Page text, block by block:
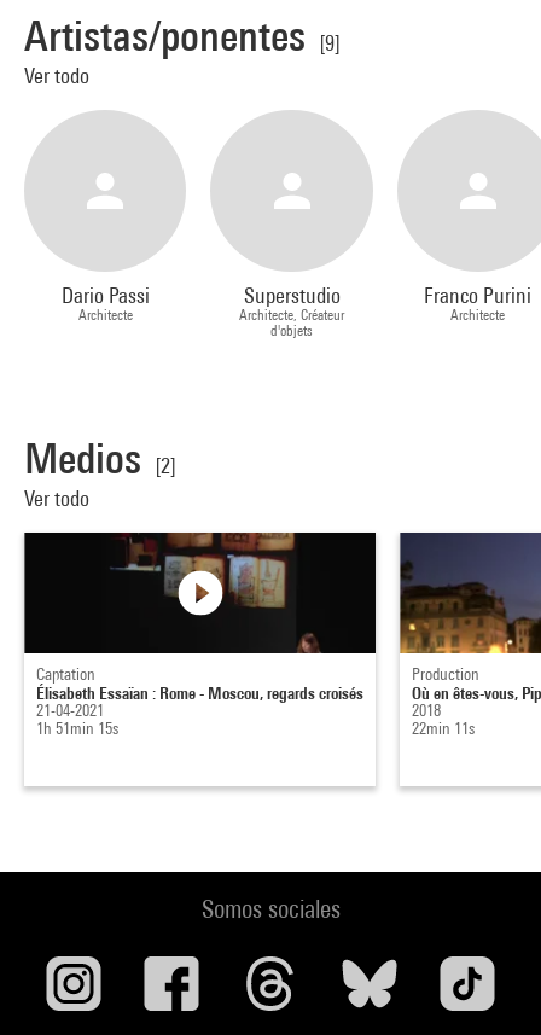
Artistas/ponentes
[9]
Ver todo
Dario Passi
Architecte
Superstudio
Architecte, Créateur
d'objets
Franco Purini
Architecte
Medios
[2]
Ver todo
Captation
Élisabeth Essaïan : Rome - Moscou, regards croisés
21-04-2021
1h 51min 15s
Production
Où en êtes-vous,
2018
22min 11s
Somos sociales